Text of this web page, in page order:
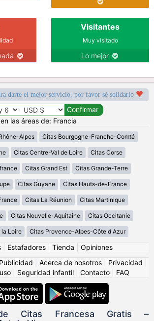
Visitantes
Muy visitado
Lo mejor
darte el mejor servicio, por favor sé solidario
las áreas de: Francia
Alpes Citas Bourgogne-Franche-Comté
Citas Centre-Val de Loire Citas Corse
Citas Grand Est Citas Grande-Terre
Citas Guyane Citas Hauts-de-France
Citas La Réunion Citas Martinique
Citas Nouvelle-Aquitaine Citas Occitanie
la Loire Citas Provence-Alpes-Côte d Azur
Estafadores Tienda
Opiniones
Publicidad Acerca de nosotros Privacidad
Seguridad infantil Contacto FAQ
Citas Francesa Gratis –